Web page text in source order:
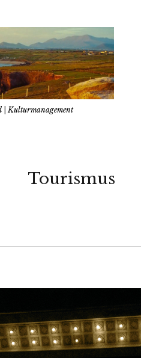
| Kulturmanagement
Tourismus